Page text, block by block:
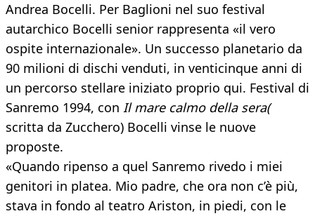
Andrea Bocelli. Per Baglioni nel suo festival
autarchico Bocelli senior rappresenta «il vero
ospite internazionale». Un successo planetario da
90 milioni di dischi venduti, in venticinque anni di
un percorso stellare iniziato proprio qui. Festival di
Sanremo 1994, con Il mare calmo della sera(
scritta da Zucchero) Bocelli vinse le nuove
proposte.
«Quando ripenso a quel Sanremo rivedo i miei
genitori in platea. Mio padre, che ora non c’è più,
stava in fondo al teatro Ariston, in piedi, con le